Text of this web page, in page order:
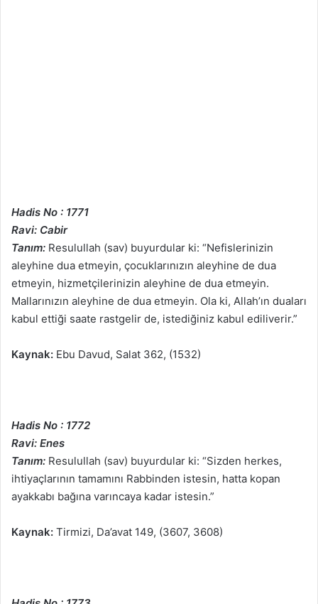
Hadis No : 1771
Ravi: Cabir
Tanım: Resulullah (sav) buyurdular ki: “Nefislerinizin
aleyhine dua etmeyin, çocuklarınızın aleyhine de dua
etmeyin, hizmetçilerinizin aleyhine de dua etmeyin.
Mallarınızın aleyhine de dua etmeyin. Ola ki, Allah’ın duaları
kabul ettiği saate rastgelir de, istediğiniz kabul ediliverir.”
Kaynak: Ebu Davud, Salat 362, (1532)
Hadis No : 1772
Ravi: Enes
Tanım: Resulullah (sav) buyurdular ki: “Sizden herkes,
ihtiyaçlarının tamamını Rabbinden istesin, hatta kopan
ayakkabı bağına varıncaya kadar istesin.”
Kaynak: Tirmizi, Da’avat 149, (3607, 3608)